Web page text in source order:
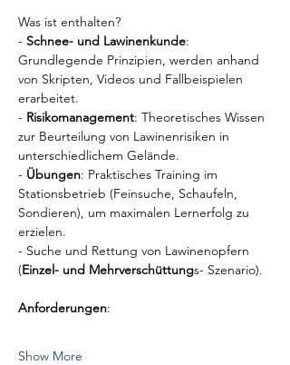
Was ist enthalten?
- Schnee- und Lawinenkunde:
Grundlegende Prinzipien, werden anhand
von Skripten, Videos und Fallbeispielen
erarbeitet.
- Risikomanagement: Theoretisches Wissen
zur Beurteilung von Lawinenrisiken in
unterschiedlichem Gelände.
- Übungen: Praktisches Training im
Stationsbetrieb (Feinsuche, Schaufeln,
Sondieren), um maximalen Lernerfolg zu
erzielen.
- Suche und Rettung von Lawinenopfern
(Einzel- und Mehrverschüttungs- Szenario).
Anforderungen:
Show More